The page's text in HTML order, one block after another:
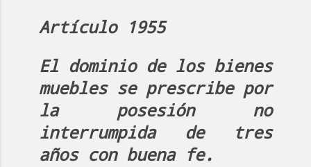
Artículo 1955
El dominio de los bienes
muebles se prescribe por
la posesión no
interrumpida de tres
años con buena fe.